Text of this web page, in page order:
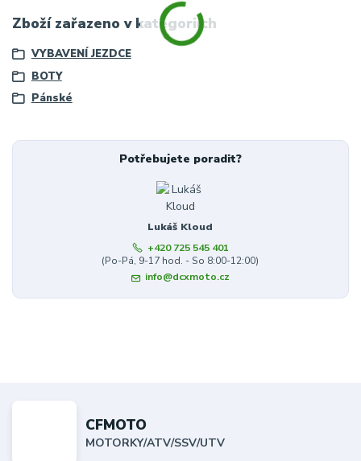
Zboží zařazeno v kategoriích
VYBAVENÍ JEZDCE
BOTY
Pánské
Potřebujete poradit?
Lukáš Kloud
+420 725 545 401
(Po-Pá, 9-17 hod. - So 8:00-12:00)
info@dcxmoto.cz
CFMOTO
MOTORKY/ATV/SSV/UTV